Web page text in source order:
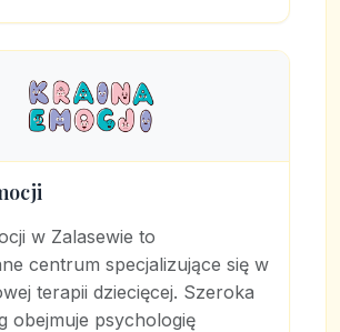
w Zalasewie to
centrum specjalizujące się w
terapii dziecięcej. Szeroka
obejmuje psychologię